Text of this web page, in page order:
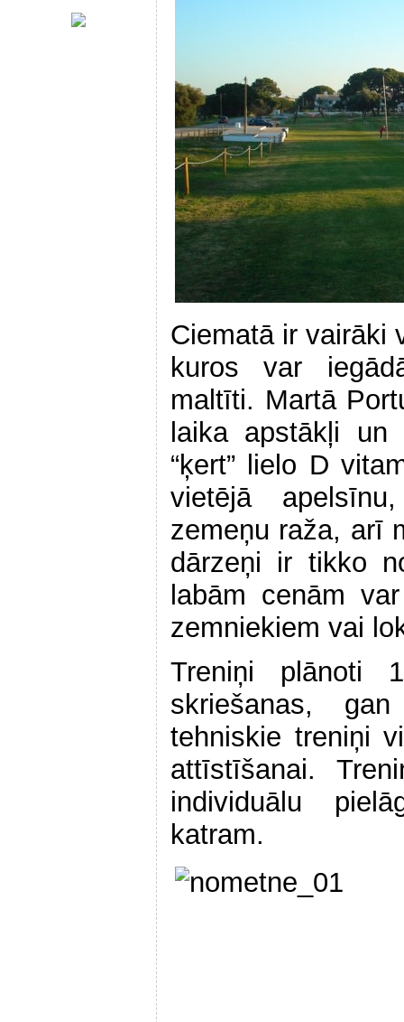
Ciematā ir vairāki
kuros var
maltīti. Martā
laika apstākļi
“ķert” lielo D
vietējā
zemeņu raža, arī
dārzeņi ir tikko
labām cenām
zemniekiem vai
Treniņi plānoti
skriešanas,
tehniskie treniņi
attīstīšanai.
individuālu
katram.